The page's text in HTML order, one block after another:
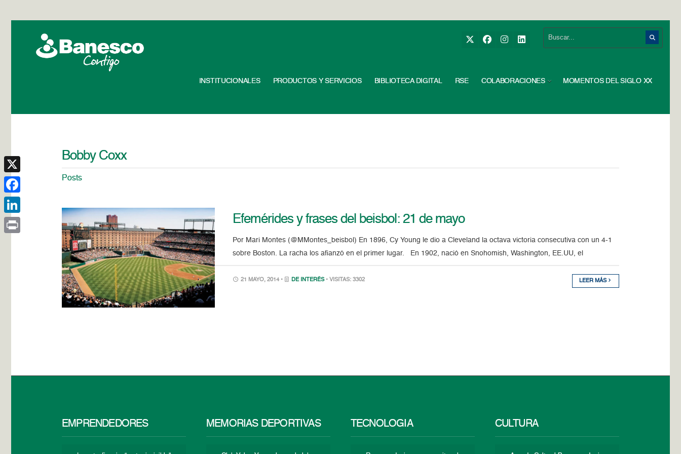
INSTITUCIONALES PRODUCTOS Y SERVICIOS BIBLIOTECA DIGITAL RSE COLABORACIONES MOMENTOS DEL SIGLO XX
Bobby Coxx
Posts
Efemérides y frases del beisbol: 21 de mayo
Por Mari Montes (@MMontes_beisbol) En 1896, Cy Young le dio a Cleveland la octava victoria consecutiva con un 4-1
sobre Boston. La racha los afianzó en el primer lugar. En 1902, nació en Snohomish, Washington, EE.UU, el
21 MAYO, 2014 • DE INTERÉS • VISITAS: 3302 LEER MÁS
EMPRENDEDORES MEMORIAS DEPORTIVAS TECNOLOGÍA CULTURA
X
Facebook
LinkedIn